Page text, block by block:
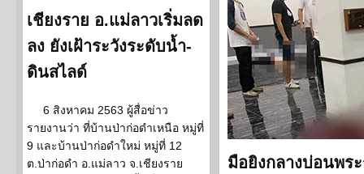
เชียงราย อ.แม่ลาวเริ่มลด
ลง ยังเฝ้าระวังระดับน้ำ-
ดินสไลด์
6 สิงหาคม 2563 ผู้สื่อข่าว
รายงานว่า ที่บ้านป่าก่อดำเหนือ หมู่ที่
9 และบ้านป่าก่อดำใหม่ หมู่ที่ 12
ต.ป่าก่อดำ อ.แม่ลาว จ.เชียงราย
มือยิงกลางบ่อนพร